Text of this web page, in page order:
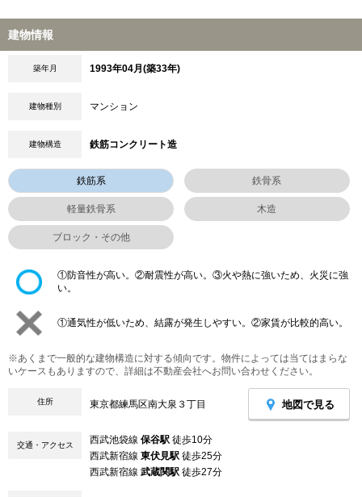
建物情報
築年月 1993年04月(築33年)
建物種別 マンション
建物構造 鉄筋コンクリート造
鉄筋系 鉄骨系
軽量鉄骨系 木造
ブロック・その他
①防音性が高い。②耐震性が高い。③火や熱に強いため、火災に強
い。
①通気性が低いため、結露が発生しやすい。②家賃が比較的高い。
※あくまで一般的な建物構造に対する傾向です。物件によっては当てはまらな
いケースもありますので、詳細は不動産会社へお問い合わせください。
住所 東京都練馬区南大泉３丁目 地図で見る
交通・アクセス 西武池袋線 保谷駅 徒歩10分
西武新宿線 東伏見駅 徒歩25分
西武新宿線 武蔵関駅 徒歩27分